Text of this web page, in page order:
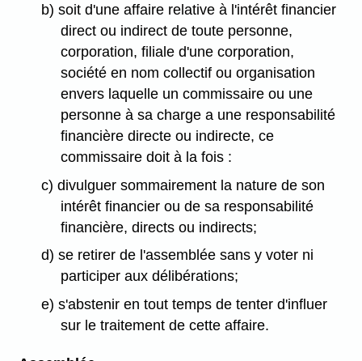
b) soit d'une affaire relative à l'intérêt financier
direct ou indirect de toute personne,
corporation, filiale d'une corporation,
société en nom collectif ou organisation
envers laquelle un commissaire ou une
personne à sa charge a une responsabilité
financière directe ou indirecte, ce
commissaire doit à la fois :
c) divulguer sommairement la nature de son
intérêt financier ou de sa responsabilité
financière, directs ou indirects;
d) se retirer de l'assemblée sans y voter ni
participer aux délibérations;
e) s'abstenir en tout temps de tenter d'influer
sur le traitement de cette affaire.